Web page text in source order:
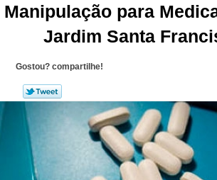
Manipulação para
Jardim Santa
Gostou? compartilhe!